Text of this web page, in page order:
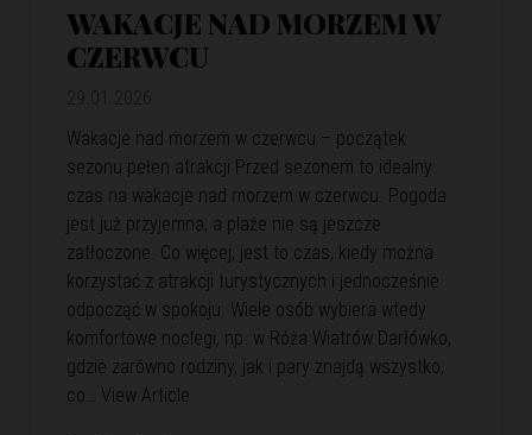
WAKACJE NAD MORZEM W
CZERWCU
Wakacje nad morzem w czerwcu – początek
sezonu pełen atrakcji Przed sezonem to idealny
czas na wakacje nad morzem w czerwcu. Pogoda
jest już przyjemna, a plaże nie są jeszcze
zatłoczone. Co więcej, jest to czas, kiedy można
korzystać z atrakcji turystycznych i jednocześnie
odpocząć w spokoju. Wiele osób wybiera wtedy
komfortowe noclegi, np. w Róża Wiatrów Darłówko,
gdzie zarówno rodziny, jak i pary znajdą wszystko,
co… View Article